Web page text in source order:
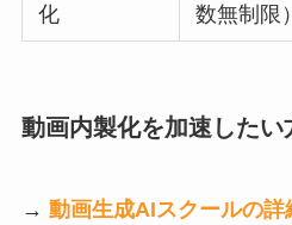
化
数無制限）
動画内製化を加速したい
→ 動画生成AIスクールの詳